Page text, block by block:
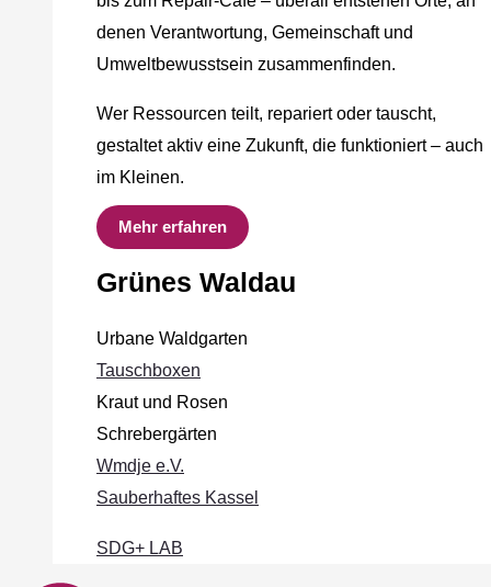
denen Verantwortung, Gemeinschaft und
Umweltbewusstsein zusammenfinden.
Wer Ressourcen teilt, repariert oder tauscht,
gestaltet aktiv eine Zukunft, die funktioniert – auch
im Kleinen.
Mehr erfahren
Grünes Waldau
Urbane Waldgarten
Tauschboxen
Kraut und Rosen
Schrebergärten
Wmdje e.V.
Sauberhaftes Kassel
SDG+ LAB